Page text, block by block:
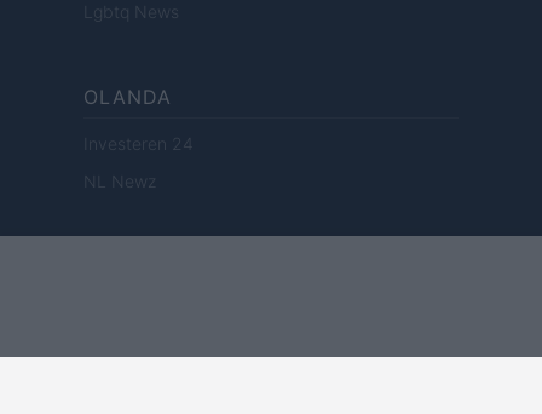
Lgbtq News
OLANDA
Investeren 24
NL Newz